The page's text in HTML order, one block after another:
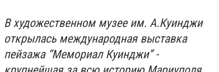
В художественном музее им. А.Куинджи
открылась международная выставка
пейзажа “Мемориал Куинджи” -